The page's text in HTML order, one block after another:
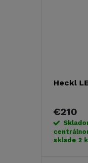
Heckl
€210
sklade 2